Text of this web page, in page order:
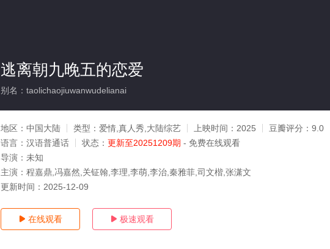
逃离朝九晚五的恋爱
别名：taolichaojiuwanwudelianai
地区： 中国大陆 类型： 爱情,真人秀,大陆综艺 上映时间： 2025 豆瓣评分： 9.0
语言： 汉语普通话 状态： 更新至20251209期 - 免费在线观看
导演： 未知
主演： 程嘉鼎,冯嘉然,关钲翰,李理,李萌,李治,秦雅菲,司文楷,张潇文
更新时间： 2025-12-09
 在线观看  极速观看